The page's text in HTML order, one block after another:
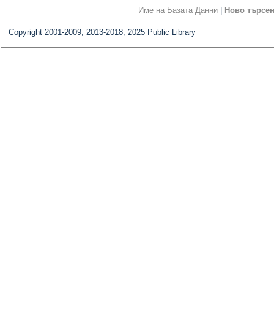
Име на Базата Данни Ново
Copyright 2001-2009, 2013-2018, 2025 Public Library